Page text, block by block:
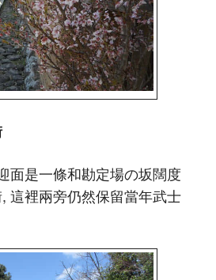
面是一條和勘定場の坂闊度
這裡兩旁仍然保留當年武士